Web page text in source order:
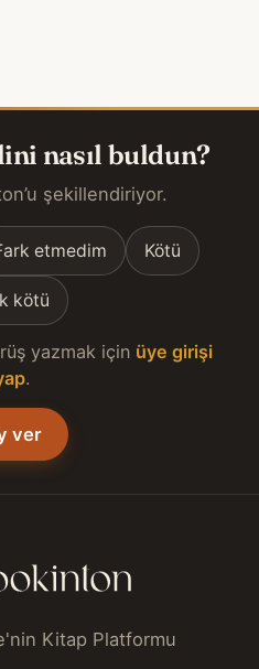
nasıl buldun?
şekillendiriyor.
etmedim Kötü
kötü
yazmak için üye girişi
.
ver
Kitap Platformu